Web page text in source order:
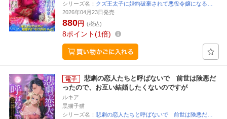
シリーズ名： クズ王太子に婚約破棄されて悪役令嬢になる…
2026年04月23日発売
880円 (税込)
8ポイント 1倍
悲劇の恋人たちと呼ばないで 前世は険悪だ
ったので、お互い結婚したくないのですが
ルキア
黒猫子猫
シリーズ名： 悲劇の恋人たちと呼ばないで 前世は険悪だ…